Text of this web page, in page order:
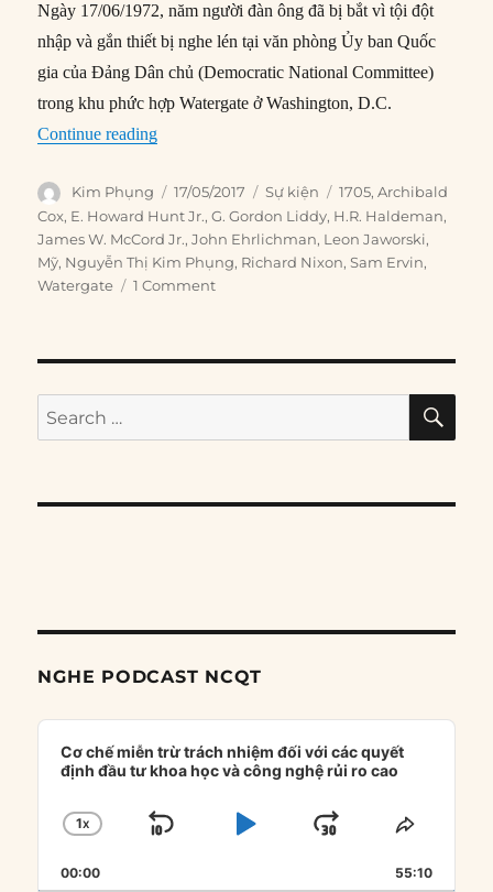
Ngày 17/06/1972, năm người đàn ông đã bị bắt vì tội đột
nhập và gắn thiết bị nghe lén tại văn phòng Ủy ban Quốc
gia của Đảng Dân chủ (Democratic National Committee)
trong khu phức hợp Watergate ở Washington, D.C.
Continue reading“17/05/1973: Bắt đầu phiên điều trần vụ
Author
Kim Phụng
Posted
on
17/05/2017 Categories
Sự kiện Tags
1705,Archibald
Cox, E. Howard Hunt Jr.,G. Gordon Liddy, H.R. Haldeman,
James W. McCord Jr.,John Ehrlichman, Leon Jaworski,
Mỹ, Nguyễn Thị Kim Phụng, Richard Nixon,Sam Ervin,
Watergate
1 Comment
Search
for:
NGHE PODCAST NCQT
Audio
Player
Cơ chế miễn trừ trách nhiệm đối với các quyết
định đầu tư khoa học và công nghệ rủi ro cao
CHANGE
RATE
1X
SKIP
PLAYJUMP
FORWARD
SHARE
00:00 55:10